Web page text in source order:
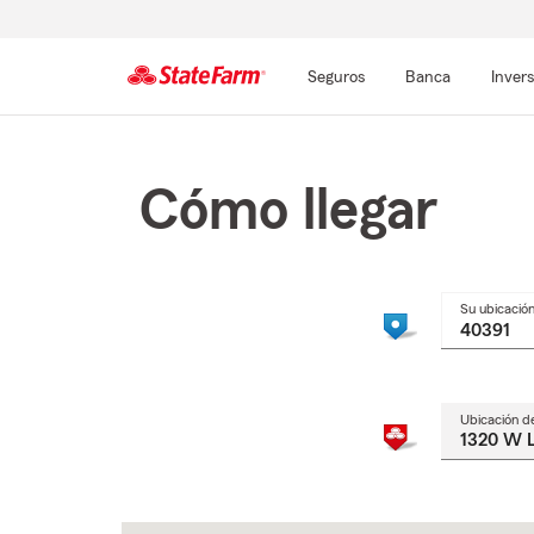
Seguros Banca
Cómo llegar
Su ubicación
Ubicación